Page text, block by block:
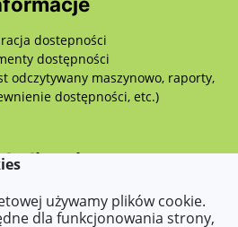
dostepności
dostępności
odczytywany maszynowo, raporty,
dostępności, etc.)
7,
510 Konin
używamy plików cookie.
dla funkcjonowania strony,